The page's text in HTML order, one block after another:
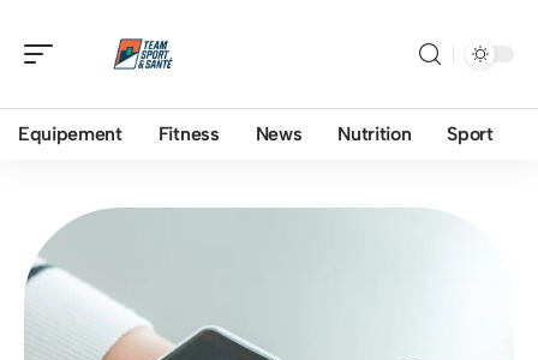
Equipement Fitness News Nutrition Sport